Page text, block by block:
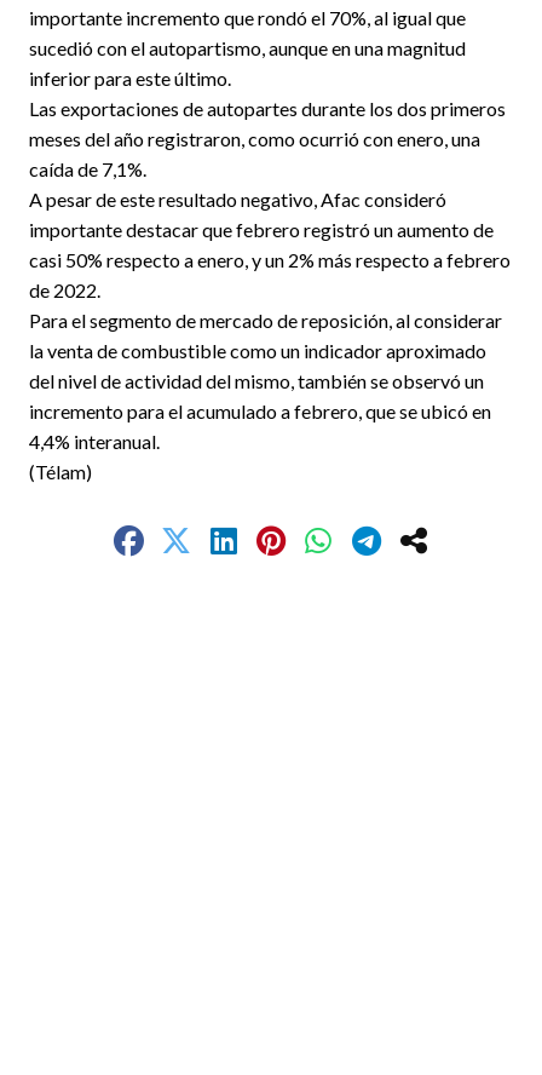
importante incremento que rondó el 70%, al igual que
sucedió con el autopartismo, aunque en una magnitud
inferior para este último.
Las exportaciones de autopartes durante los dos primeros
meses del año registraron, como ocurrió con enero, una
caída de 7,1%.
A pesar de este resultado negativo, Afac consideró
importante destacar que febrero registró un aumento de
casi 50% respecto a enero, y un 2% más respecto a febrero
de 2022.
Para el segmento de mercado de reposición, al considerar
la venta de combustible como un indicador aproximado
del nivel de actividad del mismo, también se observó un
incremento para el acumulado a febrero, que se ubicó en
4,4% interanual.
(Télam)